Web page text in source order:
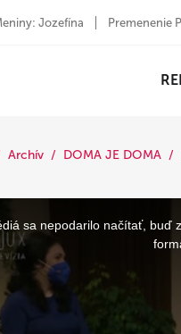
Jozefína Premenenie
Archív DOMA JE DOMA
sa nepodarilo načítať, buď